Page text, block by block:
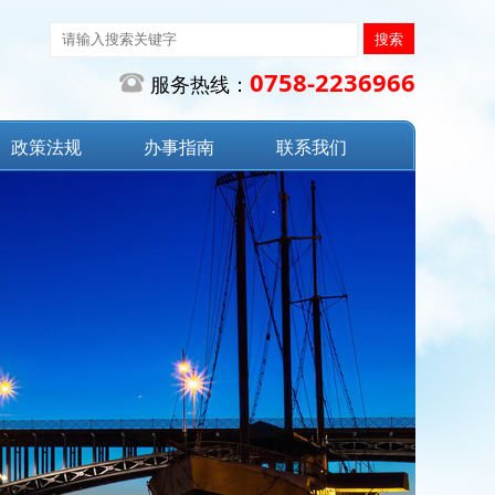
 服务热线： 0758-2236966
政策法规 办事指南 联系我们